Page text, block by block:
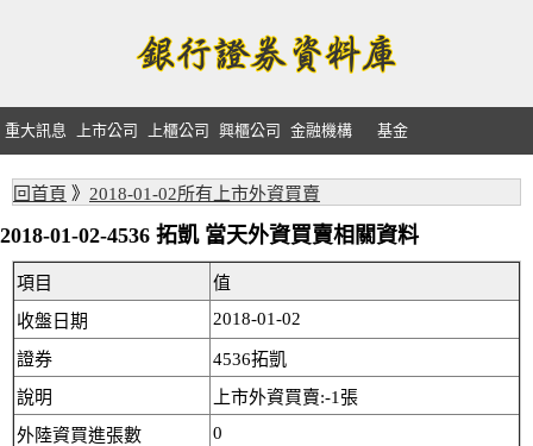
重大訊息 上市公司 上櫃公司 興櫃公司 金融機構 基金
回首頁 》 2018-01-02所有上市外資買賣
2018-01-02-4536 拓凱 當天外資買賣相關資料
項目
值
收盤日期
2018-01-02
證券
4536拓凱
說明
上市外資買賣:-1張
外陸資買進張數
0